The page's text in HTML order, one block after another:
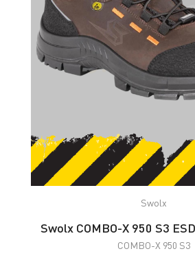
Swolx
Swolx COMBO-X 950 S3
COMBO-X 950 S3